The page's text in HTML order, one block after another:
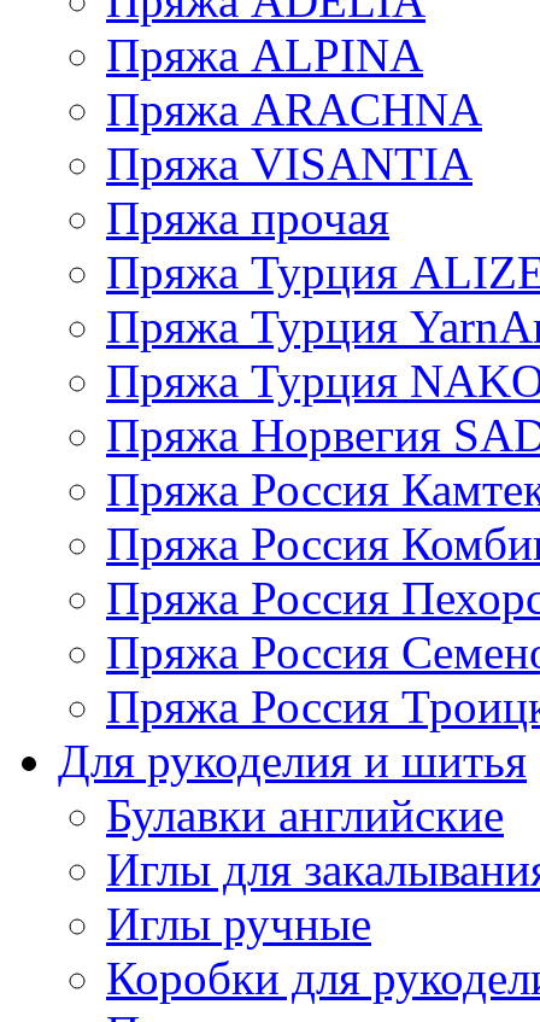
Пряжа ALPINA
Пряжа ARACHNA
Пряжа VISANTIA
Пряжа прочая
Пряжа Турция
Пряжа Турция
Пряжа Турция
Пряжа Норвегия
Пряжа Россия
Пряжа Россия
Пряжа Россия
Пряжа Россия
Пряжа Россия
Для рукоделия и шитья
Булавки английские
Иглы для
Иглы ручные
Коробки для